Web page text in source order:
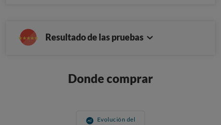
Resultado de las pruebas
Donde comprar
Evolución del